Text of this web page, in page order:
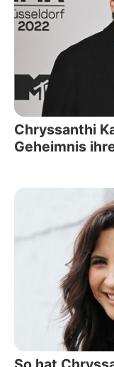
Chryssanthi
Geheimnis